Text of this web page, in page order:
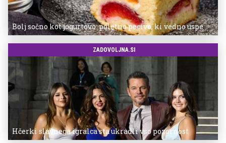
Bolj sočno kot jogurtovo: poletno pecivo, ki vedno uspe
ZADOVOLJNA.SI
Hčerki slavnega igralca sta ukradli vso pozornost